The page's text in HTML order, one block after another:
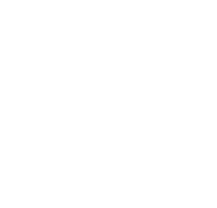
Aun grupo de mexicanos le
una picada familiar, cervezas y
coreano Zion Wang le cobraron
después de nadar y a dos